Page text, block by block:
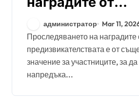
на събитията:
Мониторинг на
напредъка,
администратор Mar 11,
Проследяването на наградите от
предизвикателствата е от
значение за участниците, за
напредъка...